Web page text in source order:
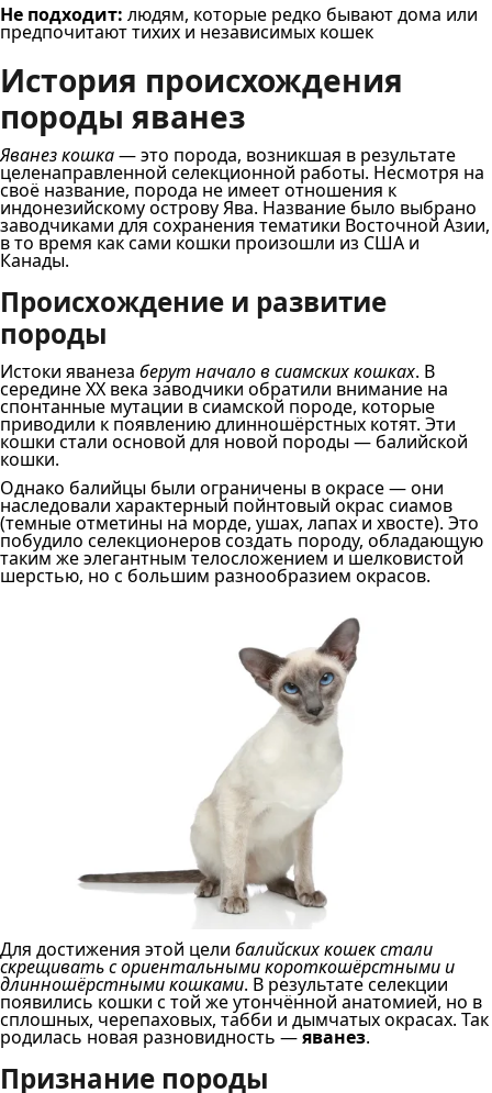
Не подходит: людям, которые редко бывают дома или
предпочитают тихих и независимых кошек
История происхождения
породы яванез
Яванез кошка— это порода, возникшая в результате
целенаправленной селекционной работы. Несмотря на
своё название, порода не имеет отношения к
индонезийскому острову Ява. Название было выбрано
заводчиками для сохранения тематики Восточной Азии,
в то время как сами кошки произошли из США и
Канады.
Происхождение и развитие
породы
Истоки яванеза берут начало в сиамских кошках. В
середине XX века заводчики обратили внимание на
спонтанные мутации в сиамской породе, которые
приводили к появлению длинношёрстных котят. Эти
кошки стали основой для новой породы — балийской
кошки.
Однако балийцы были ограничены в окрасе — они
наследовали характерный пойнтовый окрас сиамов
(темные отметины на морде, ушах, лапах и хвосте). Это
побудило селекционеров создать породу, обладающую
таким же элегантным телосложением и шелковистой
шерстью, но с большим разнообразием окрасов.
Для достижения этой цели балийских кошек стали
скрещивать с ориентальными короткошёрстными и
длинношёрстными кошками. В результате селекции
появились кошки с той же утончённой анатомией, но в
сплошных, черепаховых, табби и дымчатых окрасах. Так
родилась новая разновидность —яванез.
Признание породы